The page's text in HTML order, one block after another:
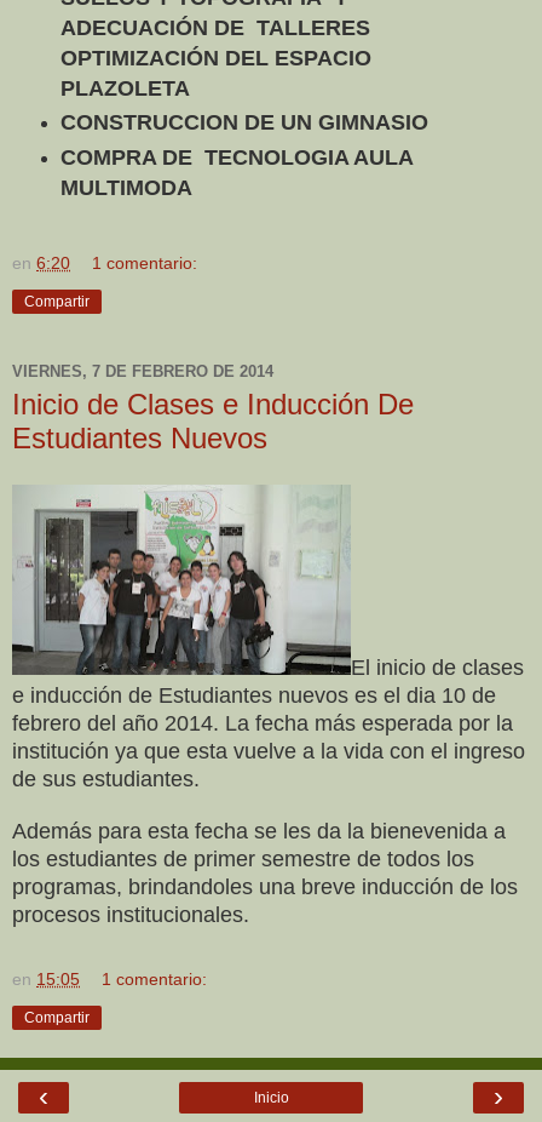
ADECUACIÓN DE TALLERES
OPTIMIZACIÓN DEL ESPACIO
PLAZOLETA
CONSTRUCCION DE UN GIMNASIO
COMPRA DE TECNOLOGIA AULA
MULTIMODA
en 6:20 1 comentario:
Compartir
VIERNES, 7 DE FEBRERO DE 2014
Inicio de Clases e Inducción De
Estudiantes Nuevos
El inicio de clases
e inducción de Estudiantes nuevos es el dia 10 de
febrero del año 2014. La fecha más esperada por la
institución ya que esta vuelve a la vida con el ingreso
de sus estudiantes.
Además para esta fecha se les da la bienevenida a
los estudiantes de primer semestre de todos los
programas, brindandoles una breve inducción de los
procesos institucionales.
en 15:05 1 comentario:
Compartir
‹ ›
Inicio